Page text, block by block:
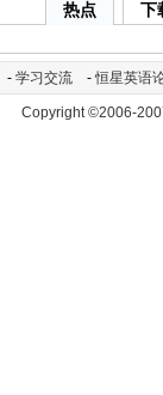
热点 下
- 学习交流 -恒星英语
Copyright ©2006-